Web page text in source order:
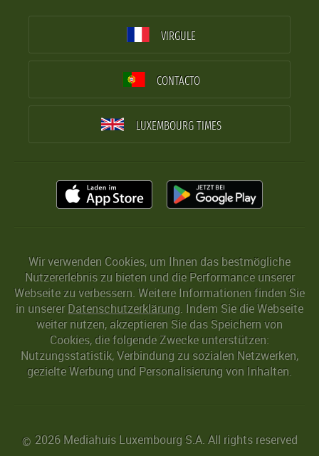
VIRGULE
CONTACTO
LUXEMBOURG TIMES
Wir verwenden Cookies, um Ihnen das bestmögliche
Nutzererlebnis zu bieten und die Performance unserer
Webseite zu verbessern. Weitere Informationen finden Sie
in unserer Datenschutzerklärung. Indem Sie die Webseite
weiter nutzen, akzeptieren Sie das Speichern von
Cookies, die folgende Zwecke unterstützen:
Nutzungsstatistik, Verbindung zu sozialen Netzwerken,
gezielte Werbung und Personalisierung von Inhalten.
© 2026 Mediahuis Luxembourg S.A. All rights reserved